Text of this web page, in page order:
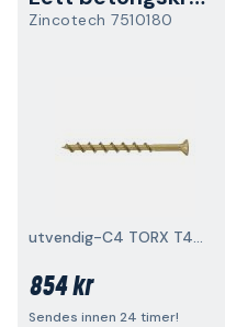
Zincotech 7510180
utvendig-C4 TORX T40 50-pakk
854 kr
Sendes innen 24 timer!